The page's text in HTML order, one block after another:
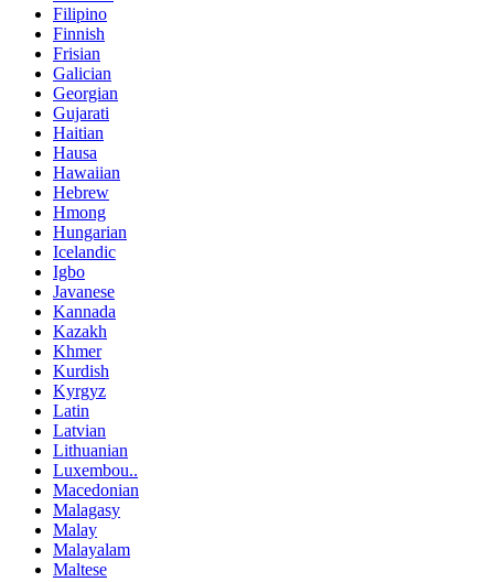
Filipino
Finnish
Frisian
Galician
Georgian
Gujarati
Haitian
Hausa
Hawaiian
Hebrew
Hmong
Hungarian
Icelandic
Igbo
Javanese
Kannada
Kazakh
Khmer
Kurdish
Kyrgyz
Latin
Latvian
Lithuanian
Luxembou..
Macedonian
Malagasy
Malay
Malayalam
Maltese